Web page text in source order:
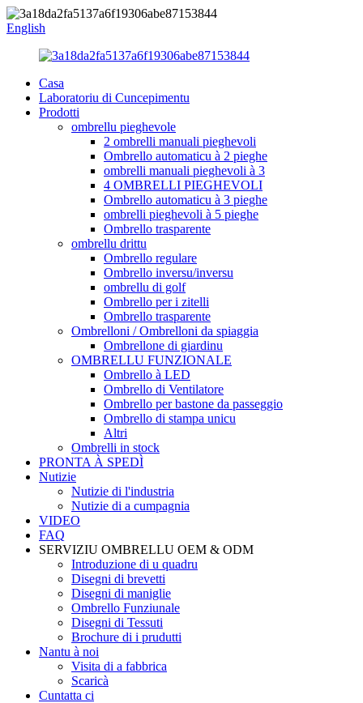
English
Casa
Laboratoriu di Cuncepimentu
Prodotti
ombrellu pieghevole
2 ombrelli manuali pieghevoli
Ombrello automaticu à 2 pieghe
ombrelli manuali pieghevoli à 3
4 OMBRELLI PIEGHEVOLI
Ombrello automaticu à 3 pieghe
ombrelli pieghevoli à 5 pieghe
Ombrello trasparente
ombrellu drittu
Ombrello regulare
Ombrello inversu/inversu
ombrellu di golf
Ombrello per i zitelli
Ombrello trasparente
Ombrelloni / Ombrelloni da spiaggia
Ombrellone di giardinu
OMBRELLU FUNZIONALE
Ombrello à LED
Ombrello di Ventilatore
Ombrello per bastone da passeggio
Ombrello di stampa unicu
Altri
Ombrelli in stock
PRONTA À SPEDÌ
Nutizie
Nutizie di l'industria
Nutizie di a cumpagnia
VIDEO
FAQ
SERVIZIU OMBRELLU OEM & ODM
Introduzione di u quadru
Disegni di brevetti
Disegni di maniglie
Ombrello Funziunale
Disegni di Tessuti
Brochure di i prudutti
Nantu à noi
Visita di a fabbrica
Scaricà
Cuntatta ci